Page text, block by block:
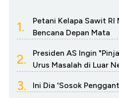
1.
Petani Kelapa Sawit RI
Bencana Depan Mata
2.
Presiden AS Ingin
Urus Masalah di Luar
3. Ini Dia 'Sosok